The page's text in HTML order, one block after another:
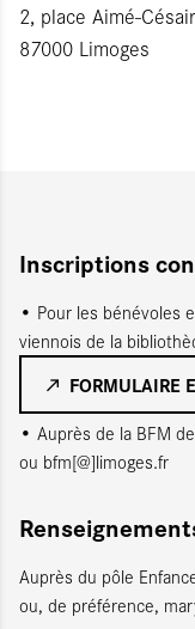
2, place Aimé-
87000 Limoges
Inscriptions
• Pour les bénévoles
viennois de la
FORMULAIRE
• Auprès de la BFM
ou bfm[@]limoges.fr
Auprès du pôle
ou, de préférence,